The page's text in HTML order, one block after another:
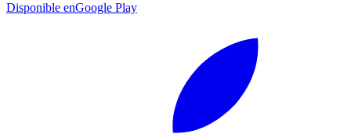
Disponible enGoogle Play